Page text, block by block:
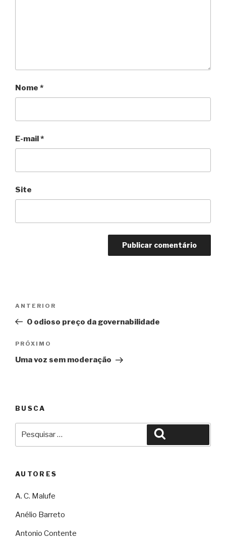
Nome *
E-mail*
Site
Post
Anterior
ANTERIOR
O odioso preço da governabilidade
Próximo
PRÓXIMO
Uma voz sem moderação
BUSCA
AUTORES
A. C. Malufe
Anélio Barreto
Antonio Contente